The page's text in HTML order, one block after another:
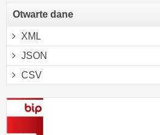
Otwarte dane
XML
JSON
CSV